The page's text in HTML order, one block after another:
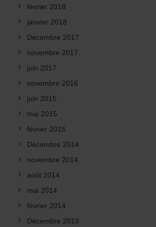
février 2018
janvier 2018
Décembre 2017
novembre 2017
juin 2017
novembre 2016
juin 2015
mai 2015
février 2015
Décembre 2014
novembre 2014
août 2014
mai 2014
février 2014
Décembre 2013